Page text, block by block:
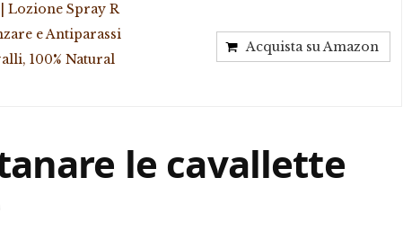
Lozione Spray R
e Antiparassi
100% Natural
Acquista su Amazon
le cavallette